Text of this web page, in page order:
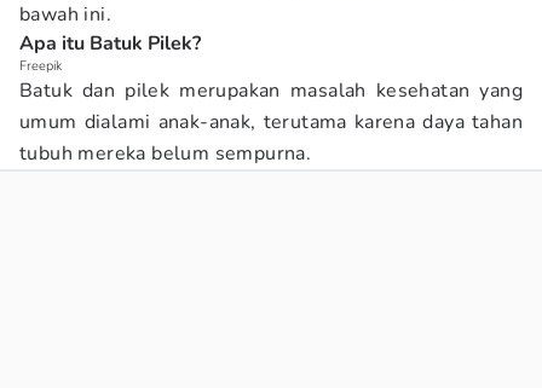
bawah ini.
Apa itu Batuk Pilek?
Freepik
Batuk dan pilek merupakan masalah kesehatan yang
umum dialami anak-anak, terutama karena daya tahan
tubuh mereka belum sempurna.